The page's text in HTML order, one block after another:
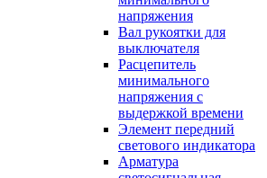
напряжения
Вал рукоятки для
выключателя
Расцепитель
минимального
напряжения с
выдержкой времени
Элемент передний
светового индикатора
Арматура